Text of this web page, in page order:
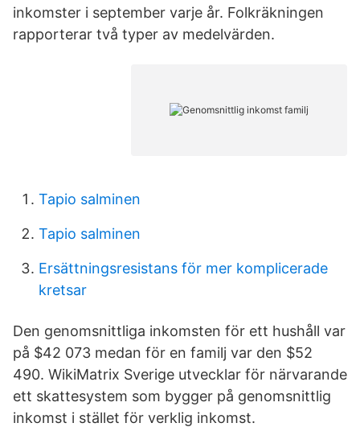
inkomster i september varje år. Folkräkningen
rapporterar två typer av medelvärden.
Tapio salminen
Tapio salminen
Ersättningsresistans för mer komplicerade
kretsar
Den genomsnittliga inkomsten för ett hushåll var
på $42 073 medan för en familj var den $52
490. WikiMatrix Sverige utvecklar för närvarande
ett skattesystem som bygger på genomsnittlig
inkomst i stället för verklig inkomst.